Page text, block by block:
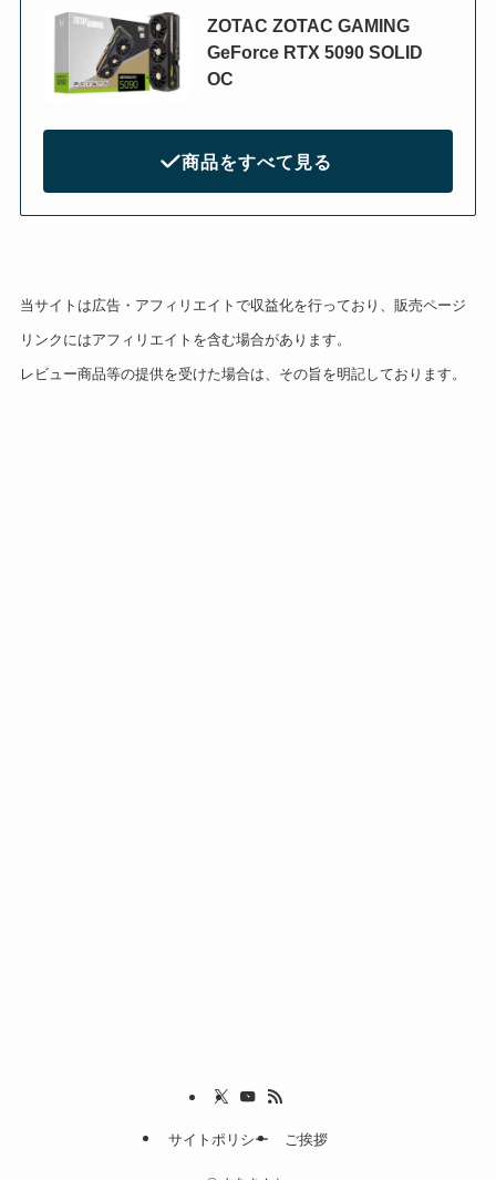
ZOTAC ZOTAC GAMING
GeForce RTX 5090 SOLID
OC
商品をすべて見る
当サイトは広告・アフィリエイトで収益化を行っており、販売ページ
リンクにはアフィリエイトを含む場合があります。
レビュー商品等の提供を受けた場合は、その旨を明記しております。
サイトポリシー ご挨拶